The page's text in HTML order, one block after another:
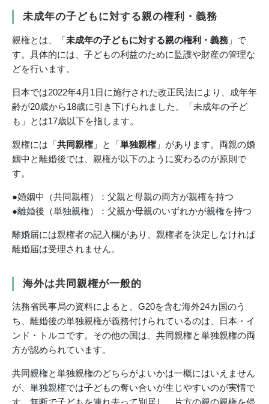
未成年の子どもに対する親の権利・義務
親権とは、「未成年の子どもに対する親の権利・義務 」で
す。具体的には、子どもの利益のために監護や財産の管理な
どを行います。
日本では2022年4月1日に施行された改正民法により、成年年
齢が20歳から18歳に引き下げられました。「未成年の子ど
も」とは17歳以下を指します。
親権には「共同親権」と「単独親権」があります。両親の婚
姻中と離婚後では、親権が以下のように変わるのが原則で
す。
●婚姻中（共同親権）：父親と母親の両方が親権を持つ
●離婚後（単独親権）：父親か母親のいずれかが親権を持つ
離婚届には親権者の記入欄があり、親権者を決定しなければ
離婚届は受理されません。
海外は共同親権が一般的
法務省民事局の資料によると、G20を含む海外24カ国のう
ち、離婚後の単独親権が義務付けられているのは、日本・イ
ンド・トルコです。その他の国は、共同親権と単独親権の両
方が認められています。
共同親権と単独親権のどちらがよいかは一概にはいえません
が、単独親権では子どもの奪い合いが生じやすいのが実情で
す。無断で子どもを連れ去って別居し、片方の親の親権を侵